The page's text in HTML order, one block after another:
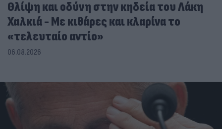
Θλίψη και οδύνη στην κηδεία του Λάκη
Χαλκιά - Με κιθάρες και κλαρίνα το
«τελευταίο αντίο»
06.08.2026